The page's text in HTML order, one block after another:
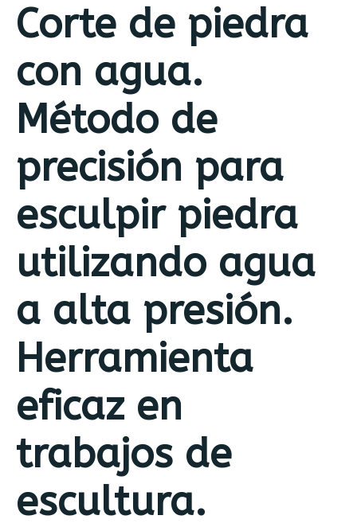
Corte de piedra
con agua.
Método de
precisión para
esculpir piedra
utilizando agua
a alta presión.
Herramienta
eficaz en
trabajos de
escultura.